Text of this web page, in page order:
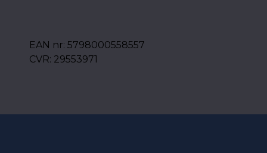
EAN nr: 5798000558557
CVR: 29553971